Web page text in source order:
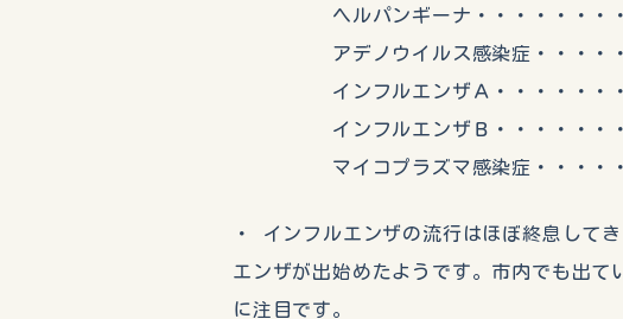
ヘルパンギーナ・・・・・・・・
アデノウイルス感染症・・・・・
インフルエンザＡ・・・・・・・
インフルエンザＢ・・・・・・・
マイコプラズマ感染症・・・・・
・ インフルエンザの流行はほぼ終息して
エンザが出始めたようです。市内でも出
に注目です。